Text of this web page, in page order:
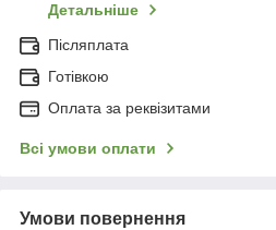
Детальніше
Післяплата
Готівкою
Оплата за реквізитами
Всі умови оплати
Умови повернення